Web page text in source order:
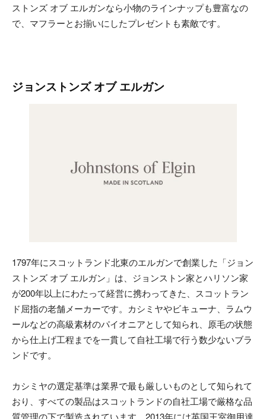
ストンズ オブ エルガンなら小物のラインナップも豊富なの
で、マフラーとお揃いにしたプレゼントも素敵です。
ジョンストンズ オブ エルガン
1797年にスコットランド北東のエルガンで創業した「ジョン
ストンズ オブ エルガン」は、ジョンストン家とハリソン家
が200年以上にわたって経営に携わってきた、スコットラン
ド屈指の老舗メーカーです。カシミヤやビキューナ、ラムウ
ールなどの高級素材のパイオニアとして知られ、原毛の状態
から仕上げ工程までを一貫して自社工場で行う数少ないブラ
ンドです。
カシミヤの選定基準は業界で最も厳しいものとして知られて
おり、すべての製品はスコットランドの自社工場で厳格な品
質管理の下で製造されています。2013年には英国王室御用達